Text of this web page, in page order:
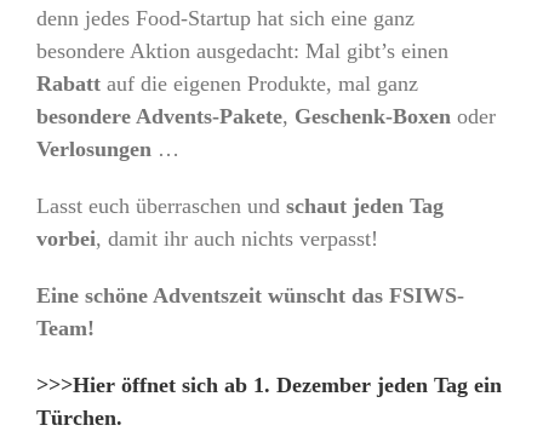
denn jedes Food-Startup hat sich eine ganz
besondere Aktion ausgedacht: Mal gibt’s einen
Rabatt auf die eigenen Produkte, mal ganz
besondere Advents-Pakete, Geschenk-Boxen oder
Verlosungen …
Lasst euch überraschen und schaut jeden Tag
vorbei, damit ihr auch nichts verpasst!
Eine schöne Adventszeit wünscht das FSIWS-
Team!
>>>Hier öffnet sich ab 1. Dezember jeden Tag ein
Türchen.